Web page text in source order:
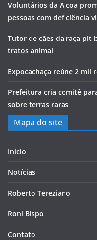
Voluntários da Alcoa
pessoas com deficiência
Tutor de cães da raça pit
tratos animal
Expocachaça reúne 2 mil
Prefeitura cria comitê
sobre terras raras
Mapa do site
Início
Notícias
Roberto Tereziano
Roni Bispo
Contato